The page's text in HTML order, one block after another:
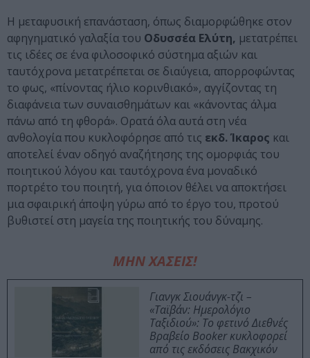
Η μεταφυσική επανάσταση, όπως διαμορφώθηκε στον
αφηγηματικό γαλαξία του Οδυσσέα Ελύτη, μετατρέπει
τις ιδέες σε ένα φιλοσοφικό σύστημα αξιών και
ταυτόχρονα μετατρέπεται σε διαύγεια, απορροφώντας
το φως, «πίνοντας ήλιο κορινθιακό», αγγίζοντας τη
διαφάνεια των συναισθημάτων και «κάνοντας άλμα
πάνω από τη φθορά». Ορατά όλα αυτά στη νέα
ανθολογία που κυκλοφόρησε από τις εκδ. Ίκαρος και
αποτελεί έναν οδηγό αναζήτησης της ομορφιάς του
ποιητικού λόγου και ταυτόχρονα ένα μοναδικό
πορτρέτο του ποιητή, για όποιον θέλει να αποκτήσει
μια σφαιρική άποψη γύρω από το έργο του, προτού
βυθιστεί στη μαγεία της ποιητικής του δύναμης.
ΜΗΝ ΧΑΣΕΙΣ!
Γιανγκ Σιουάνγκ-τζι –
«Ταϊβάν: Ημερολόγιο
Ταξιδιού»: Το φετινό Διεθνές
Βραβείο Booker κυκλοφορεί
από τις εκδόσεις Βακχικόν